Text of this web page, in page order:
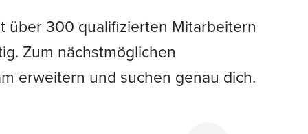
über 300 qualifizierten Mitarbeitern
Zum nächstmöglichen
erweitern und suchen genau dich.